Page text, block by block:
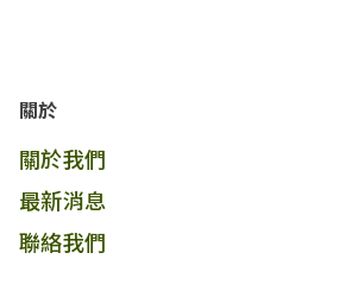
關於
關於我們
最新消息
聯絡我們